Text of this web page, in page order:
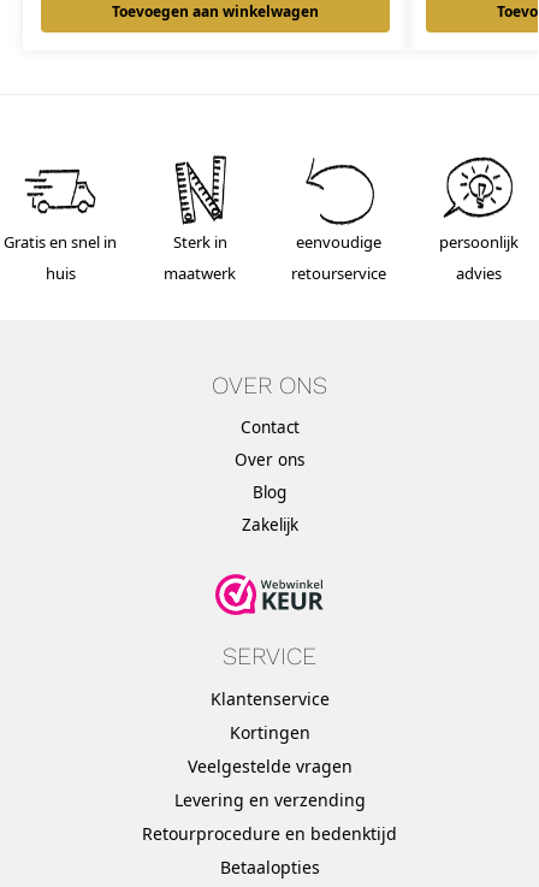
Toevoegen aan winkelwagen
Gratis en snel in
huis
Sterk in
maatwerk
eenvoudige
retourservice
persoonlijk
advies
OVER ONS
Contact
Over ons
Blog
Zakelijk
SERVICE
Klantenservice
Kortingen
Veelgestelde vragen
Levering en verzending
Retourprocedure en bedenktijd
Betaalopties